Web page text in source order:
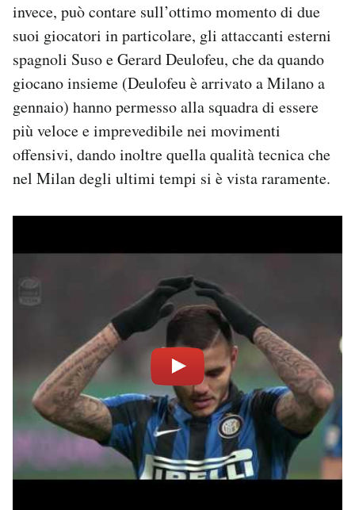
invece, può contare sull’ottimo momento di due
suoi giocatori in particolare, gli attaccanti esterni
spagnoli Suso e Gerard Deulofeu, che da quando
giocano insieme (Deulofeu è arrivato a Milano a
gennaio) hanno permesso alla squadra di essere
più veloce e imprevedibile nei movimenti
offensivi, dando inoltre quella qualità tecnica che
nel Milan degli ultimi tempi si è vista raramente.